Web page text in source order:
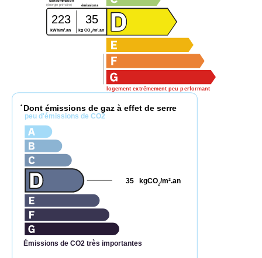
logement extrêmement peu performant
émissions
(énergie primaire)
223 35
kWh/m2.an kg CO2 /m2 .an
* Dont émissions de gaz à effet de serre
peu d'émissions de CO2
Émissions de CO2 très importantes
kgCO2/m2.an
35